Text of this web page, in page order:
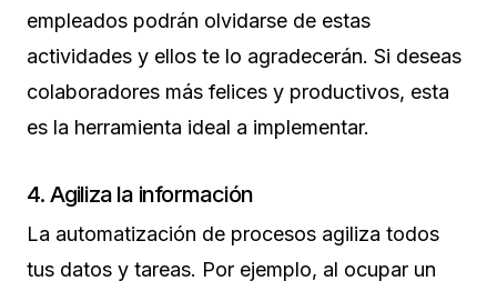
empleados podrán olvidarse de estas
actividades y ellos te lo agradecerán. Si deseas
colaboradores más felices y productivos, esta
es la herramienta ideal a implementar.
4. Agiliza la información
La automatización de procesos agiliza todos
tus datos y tareas. Por ejemplo, al ocupar un